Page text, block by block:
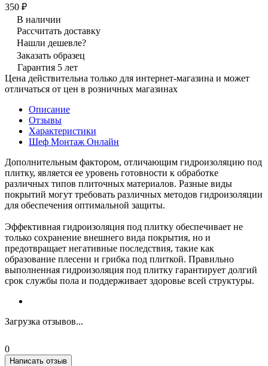
350 ₽
В наличии
Рассчитать доставку
Нашли дешевле?
Заказать образец
Гарантия 5 лет
Цена действительна только для интернет-магазина и может
отличаться от цен в розничных магазинах
Описание
Отзывы
Характеристики
Шеф Монтаж Онлайн
Дополнительным фактором, отличающим гидроизоляцию под
плитку, является ее уровень готовности к обработке
различных типов плиточных материалов. Разные виды
покрытий могут требовать различных методов гидроизоляции
для обеспечения оптимальной защиты.
Эффективная гидроизоляция под плитку обеспечивает не
только сохранение внешнего вида покрытия, но и
предотвращает негативные последствия, такие как
образование плесени и грибка под плиткой. Правильно
выполненная гидроизоляция под плитку гарантирует долгий
срок службы пола и поддерживает здоровье всей структуры.
Загрузка отзывов...
0
Написать отзыв